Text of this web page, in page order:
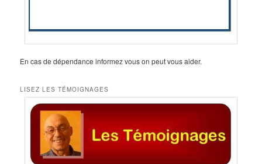
En cas de dépendance informez vous on peut vous aider.
LISEZ LES TÉMOIGNAGES